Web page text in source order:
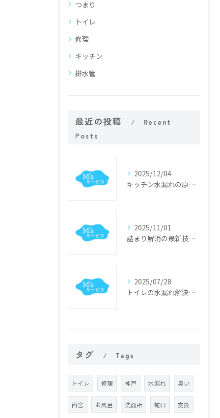
つまり
トイレ
修理
キッチン
排水管
最近の投稿
Recent
Posts
2025/12/04
キッチン水漏れの原因特定と迅速修理のポイント
2025/11/01
詰まり解消の最新技術と業界動向
2025/07/28
トイレの水漏れ解決法と修理手順
タグ Tags
トイレ 修理 神戸 水漏れ 臭い
西宮 お風呂 洗面所 蛇口 交換